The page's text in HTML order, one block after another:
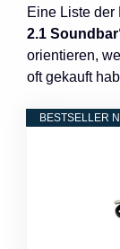
Eine Liste der
2.1
orientieren,
oft gekauft
BESTSELLER